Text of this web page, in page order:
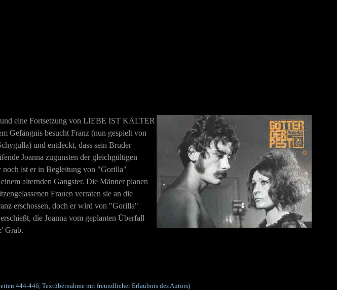
eine Fortsetzung von LIEBE IST KÄLTER
Gefängnis besucht Franz (nun gespielt von
und entdeckt, dass sein Bruder
Joanna zugunsten der gleichgültigen
noch ist er in Begleitung von "Gorilla"
alternden Gangster. Die Männer planen
Frauen verraten sie an die
erschossen, doch er wird von "Gorilla"
die Joanna vom geplanten Überfall
Grab.
444-446, Textübernahme mit freundlicher Erlaubnis des Autors)